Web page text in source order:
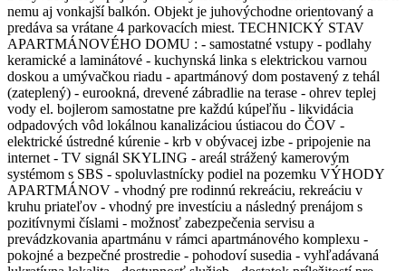
nemu aj vonkajší balkón. Objekt je juhovýchodne orientovaný a
predáva sa vrátane 4 parkovacích miest. TECHNICKÝ STAV
APARTMÁNOVÉHO DOMU : - samostatné vstupy - podlahy
keramické a laminátové - kuchynská linka s elektrickou varnou
doskou a umývačkou riadu - apartmánový dom postavený z tehál
(zateplený) - eurookná, drevené zábradlie na terase - ohrev teplej
vody el. bojlerom samostatne pre každú kúpeľňu - likvidácia
odpadových vôd lokálnou kanalizáciou ústiacou do ČOV -
elektrické ústredné kúrenie - krb v obývacej izbe - pripojenie na
internet - TV signál SKYLING - areál strážený kamerovým
systémom s SBS - spoluvlastnícky podiel na pozemku VÝHODY
APARTMÁNOV - vhodný pre rodinnú rekreáciu, rekreáciu v
kruhu priateľov - vhodný pre investíciu a následný prenájom s
pozitívnymi číslami - možnosť zabezpečenia servisu a
prevádzkovania apartmánu v rámci apartmánového komplexu -
pokojné a bezpečné prostredie - pohodoví susedia - vyhľadávaná